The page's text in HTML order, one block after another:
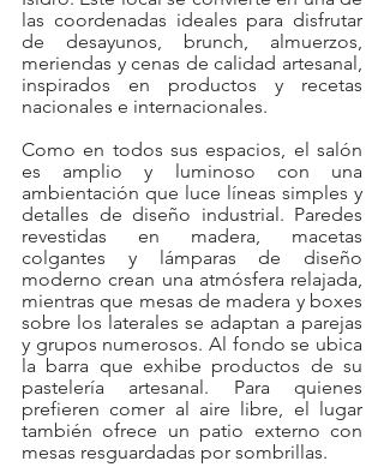
las coordenadas ideales para disfrutar
de desayunos, brunch, almuerzos,
meriendas y cenas de calidad artesanal,
inspirados en productos y recetas
nacionales e internacionales.
Como en todos sus espacios, el salón
es amplio y luminoso con una
ambientación que luce líneas simples y
detalles de diseño industrial. Paredes
revestidas en madera, macetas
colgantes y lámparas de diseño
moderno crean una atmósfera relajada,
mientras que mesas de madera y boxes
sobre los laterales se adaptan a parejas
y grupos numerosos. Al fondo se ubica
la barra que exhibe productos de su
pastelería artesanal. Para quienes
prefieren comer al aire libre, el lugar
también ofrece un patio externo con
mesas resguardadas por sombrillas.